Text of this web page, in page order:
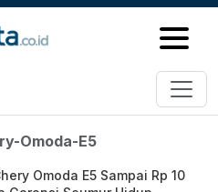
E5
Omoda-E5
Omoda E5 Sampai Rp 10